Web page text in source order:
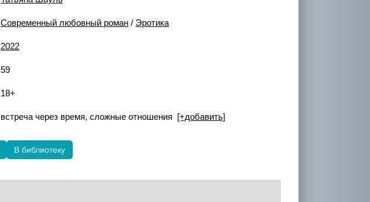
Современный любовный роман / Эротика
2022
59
18+
встреча через время, сложные отношения [+добавить]
В библиотеку